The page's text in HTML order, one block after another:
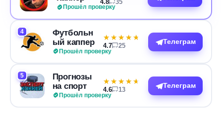
Прошёл проверку
4.8 35
4
Футбольн
ый каппер
Прошёл проверку
★★★★★
★★★★★
4.7 25
Телеграм
5
Прогнозы
на спорт
Прошёл проверку
★★★★★
★★★★★
4.6 13
Телеграм